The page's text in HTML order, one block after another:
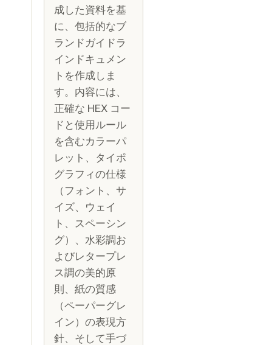
成した資料を基
に、包括的なブ
ランドガイドラ
インドキュメン
トを作成しま
す。内容には、
正確な HEX コー
ドと使用ルール
を含むカラーパ
レット、タイポ
グラフィの仕様
（フォント、サ
イズ、ウェイ
ト、スペーシン
グ）、水彩調お
よびレタープレ
ス調の美的原
則、紙の質感
（ペーパーグレ
イン）の表現方
針、そして手づ